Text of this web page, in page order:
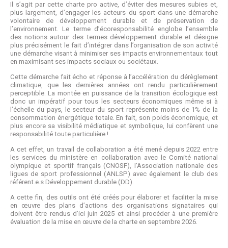
Il s’agit par cette charte pro active, d’éviter des mesures subies et,
plus largement, d’engager les acteurs du sport dans une démarche
volontaire de développement durable et de préservation de
l’environnement. Le terme d’écoresponsabilité englobe l’ensemble
des notions autour des termes développement durable et désigne
plus précisément le fait d’intégrer dans l’organisation de son activité
une démarche visant à minimiser ses impacts environnementaux tout
en maximisant ses impacts sociaux ou sociétaux.
Cette démarche fait écho et réponse à l’accélération du dérèglement
climatique, que les dernières années ont rendu particulièrement
perceptible. La montée en puissance de la transition écologique est
donc un impératif pour tous les secteurs économiques même si à
l’échelle du pays, le secteur du sport représente moins de 1% de la
consommation énergétique totale. En fait, son poids économique, et
plus encore sa visibilité médiatique et symbolique, lui confèrent une
responsabilité toute particulière !
A cet effet, un travail de collaboration a été mené depuis 2022 entre
les services du ministère en collaboration avec le Comité national
olympique et sportif français (CNOSF), l’Association nationale des
ligues de sport professionnel (ANLSP) avec également le club des
référent.e.s Développement durable (DD).
A cette fin, des outils ont été créés pour élaborer et faciliter la mise
en œuvre des plans d’actions des organisations signataires qui
doivent être rendus d’ici juin 2025 et ainsi procéder à une première
évaluation de la mise en œuvre de la charte en septembre 2026.